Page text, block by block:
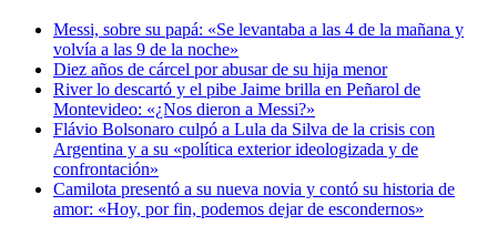
Messi, sobre su papá: «Se levantaba a las 4 de la mañana y
volvía a las 9 de la noche»
Diez años de cárcel por abusar de su hija menor
River lo descartó y el pibe Jaime brilla en Peñarol de
Montevideo: «¿Nos dieron a Messi?»
Flávio Bolsonaro culpó a Lula da Silva de la crisis con
Argentina y a su «política exterior ideologizada y de
confrontación»
Camilota presentó a su nueva novia y contó su historia de
amor: «Hoy, por fin, podemos dejar de escondernos»